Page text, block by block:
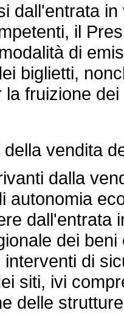
in
il
di
biglietti,
fruizione
della vendita
dalla
autonomia
dall'entrata
dei
di
siti, ivi
delle